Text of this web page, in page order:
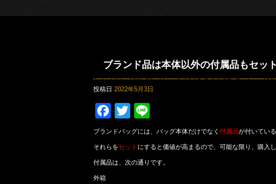
ブランド品は本体以外の付属品もセッ
投稿日 2022年5月3日
Facebook
Twitter
ブランドバッグには、バッグ本体だけでなく 付属品が付いてい
それらをセット にすると価値が高まるので、 可能な限り、購入
付属品は、次の通りです。
外箱